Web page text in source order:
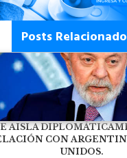
Posts
AISLA
CON
UNIDOS.